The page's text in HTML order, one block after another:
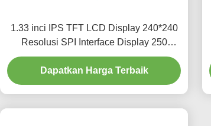
1.33 inci IPS TFT LCD Display 240*240
Resolusi SPI Interface Display 250
Cd/M2
Dapatkan Harga Terbaik